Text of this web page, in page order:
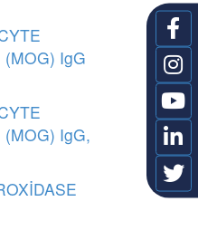
(MOG) IgG
(MOG) IgG,